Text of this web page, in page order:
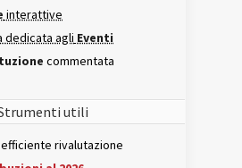
interattive
dedicata agli Eventi
commentata
utili
rivalutazione